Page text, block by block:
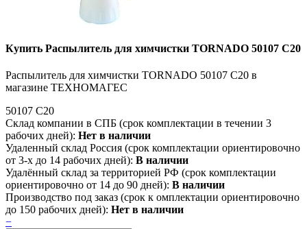
Купить Распылитель для химчистки TORNADO 50107 C20
Распылитель для химчистки TORNADO 50107 C20 в
магазине ТЕХНОМАГЕС
50107 C20
Склад компании в СПБ (срок комплектации в течении 3
рабочих дней): Нет в наличии
Удаленный склад Россия (срок комплектации ориентировочно
от 3-х до 14 рабочих дней): В наличии
Удалённый склад за территорией РФ (срок комплектации
ориентировочно от 14 до 90 дней): В наличии
Производство под заказ (срок к омплектации ориентировочно
до 150 рабочих дней): Нет в наличии
−